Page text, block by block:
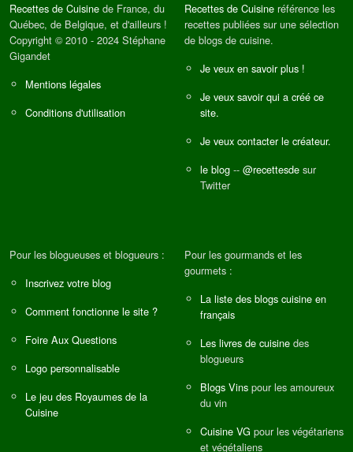
Recettes de Cuisine de France, du
Québec, de Belgique, et d'ailleurs !
Copyright © 2010 - 2024 Stéphane
Gigandet
Mentions légales
Conditions d'utilisation
Recettes de Cuisine référence les
recettes publiées sur une sélection
de blogs de cuisine.
Je veux en savoir plus !
Je veux savoir qui a créé ce
site.
Je veux contacter le créateur.
le blog -- @recettesde sur
Twitter
Pour les blogueuses et blogueurs :
Inscrivez votre blog
Comment fonctionne le site ?
Foire Aux Questions
Logo personnalisable
Le jeu des Royaumes de la
Cuisine
Pour les gourmands et les
gourmets :
La liste des blogs cuisine en
français
Les livres de cuisine des
blogueurs
Blogs Vins pour les amoureux
du vin
Cuisine VG pour les végétariens
et végétaliens